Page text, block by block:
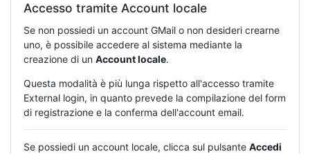
Accesso tramite Account locale
Se non possiedi un account GMail o non desideri crearne
uno, è possibile accedere al sistema mediante la
creazione di un Account locale.
Questa modalità è più lunga rispetto all'accesso tramite
External login, in quanto prevede la compilazione del form
di registrazione e la conferma dell'account email.
Se possiedi un account locale, clicca sul pulsante Accedi